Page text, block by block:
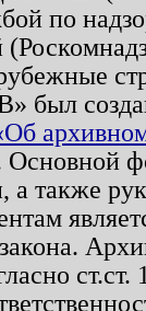
по
был
Основной
также